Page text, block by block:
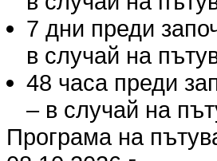
7 дни преди
в случай на
48 часа преди
– в случай на
Програма на